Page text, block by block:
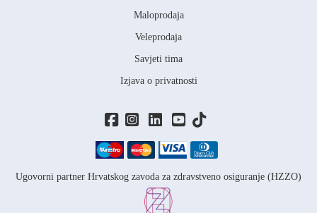
Ugovorni partner Hrvatskog zavoda za zdravstveno osiguranje (HZZO)
Maloprodaja
Veleprodaja
Savjeti tima
Izjava o privatnosti